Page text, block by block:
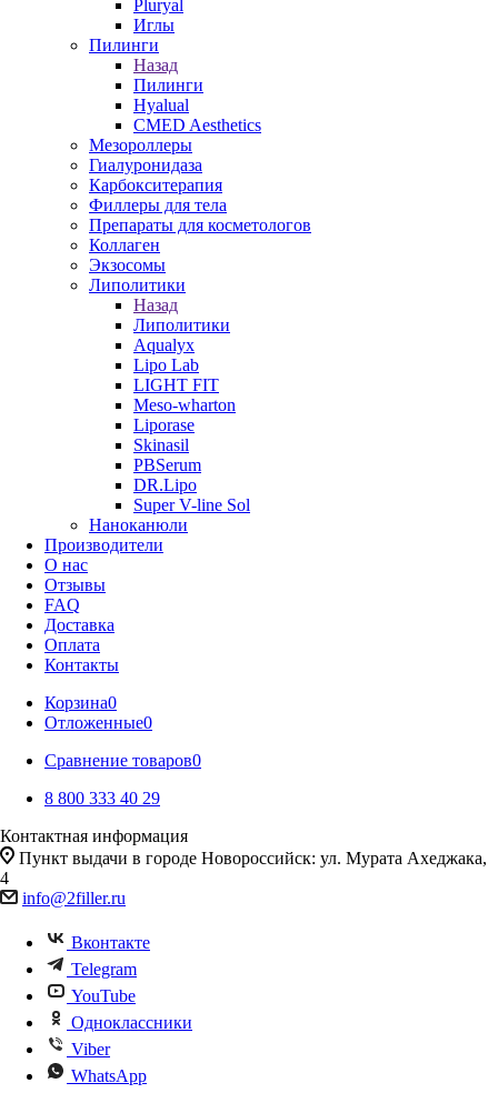
Pluryal
Иглы
Пилинги
Назад
Пилинги
Hyalual
CMED Aesthetics
Мезороллеры
Гиалуронидаза
Карбокситерапия
Филлеры для тела
Препараты для косметологов
Коллаген
Экзосомы
Липолитики
Назад
Липолитики
Aqualyx
Lipo Lab
LIGHT FIT
Meso-wharton
Liporase
Skinasil
PBSerum
DR.Lipo
Super V-line Sol
Наноканюли
Производители
О нас
Отзывы
FAQ
Доставка
Оплата
Контакты
Корзина0
Отложенные0
Сравнение товаров0
8 800 333 40 29
Контактная информация
Пункт выдачи в городе Новороссийск: ул. Мурата Ахеджака,
4
info@2filler.ru
Вконтакте
Telegram
YouTube
Одноклассники
Viber
WhatsApp